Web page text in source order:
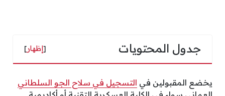
جدول المحتويات [إظهار]
يخضع المقبولين في التسجيل في سلاح الجو السلطاني